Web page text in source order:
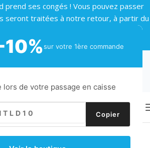
sur votre 1ère commande
lors de votre passage en caisse
Copier
prend ses congés ! Vous pouvez passer
seront traitées à notre retour, à partir du